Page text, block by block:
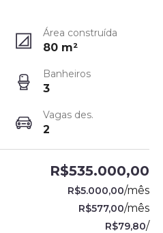
Área construída
80 m²
Banheiros
3
Vagas des.
2
R$535.000,00
R$5.000,00/mês
R$577,00/mês
R$79,80/